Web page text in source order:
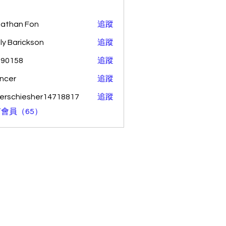
Fon 追蹤
Barickson 追蹤
追蹤
追蹤
追蹤
員（65）